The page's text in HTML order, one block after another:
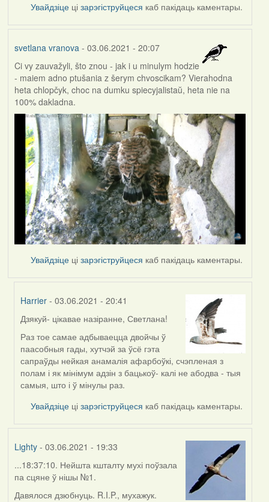
Увайдзіце цізарэгіструйцеся каб пакідаць каментары.
svetlana vranova- 03.06.2021 - 20:07
Ci vy zauvažyli, što znou - jak i u minulym hodzie
- maiem adno ptušania z šerym chvoscikam? Vierahodna
heta chlopčyk, choc na dumku spiecyjalistaŭ, heta nie na
100% dakladna.
Увайдзіце цізарэгіструйцеся каб пакідаць каментары.
Harrier - 03.06.2021 - 20:41
In
reply
to
by
svetlana
vranova
Дзякуй- цікавае назіранне, Светлана!
Раз тое самае адбываецца двойчы ў
паасобныя гады, хутчэй за ўсё гэта
сапраўды нейкая анамалія афарбоўкі, счэпленая з
полам і як мінімум адзін з бацькоў- калі не абодва - тыя
самыя, што і ў мінулы раз.
Увайдзіце цізарэгіструйцеся каб пакідаць каментары.
Lighty- 03.06.2021 - 19:33
...18:37:10. Нейшта кшталту мухі поўзала
па сцяне ў нішы №1.
Давялося дзюбнуць. R.I.P., мухажук.